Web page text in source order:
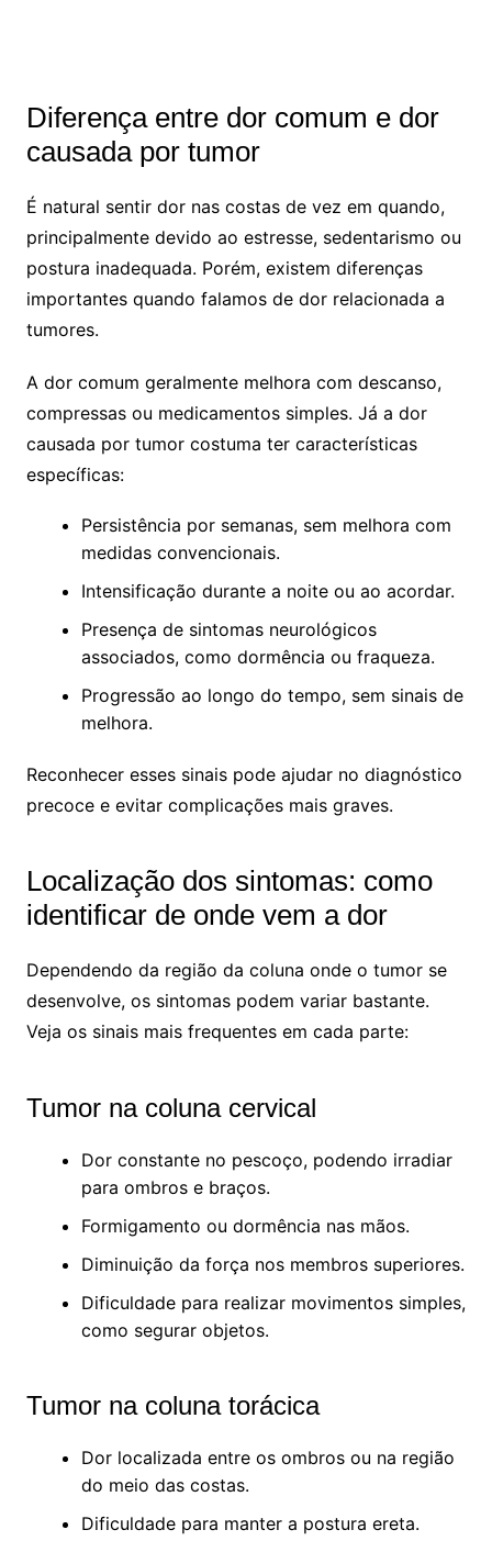
Diferença entre dor comum e dor
causada por tumor
É natural sentir dor nas costas de vez em quando,
principalmente devido ao estresse, sedentarismo ou
postura inadequada. Porém, existem diferenças
importantes quando falamos de dor relacionada a
tumores.
A dor comum geralmente melhora com descanso,
compressas ou medicamentos simples. Já a dor
causada por tumor costuma ter características
específicas:
Persistência por semanas, sem melhora com
medidas convencionais.
Intensificação durante a noite ou ao acordar.
Presença de sintomas neurológicos
associados, como dormência ou fraqueza.
Progressão ao longo do tempo, sem sinais de
melhora.
Reconhecer esses sinais pode ajudar no diagnóstico
precoce e evitar complicações mais graves.
Localização dos sintomas: como
identificar de onde vem a dor
Dependendo da região da coluna onde o tumor se
desenvolve, os sintomas podem variar bastante.
Veja os sinais mais frequentes em cada parte:
Tumor na coluna cervical
Dor constante no pescoço, podendo irradiar
para ombros e braços.
Formigamento ou dormência nas mãos.
Diminuição da força nos membros superiores.
Dificuldade para realizar movimentos simples,
como segurar objetos.
Tumor na coluna torácica
Dor localizada entre os ombros ou na região
do meio das costas.
Dificuldade para manter a postura ereta.